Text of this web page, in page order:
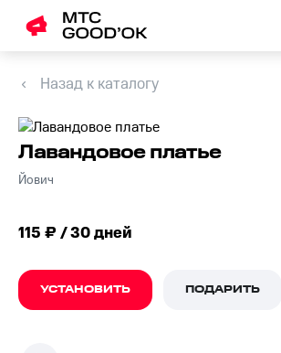
Назад к каталогу
Лавандовое платье
Йович
115 ₽ / 30 дней
УСТАНОВИТЬ ПОДАРИТЬ